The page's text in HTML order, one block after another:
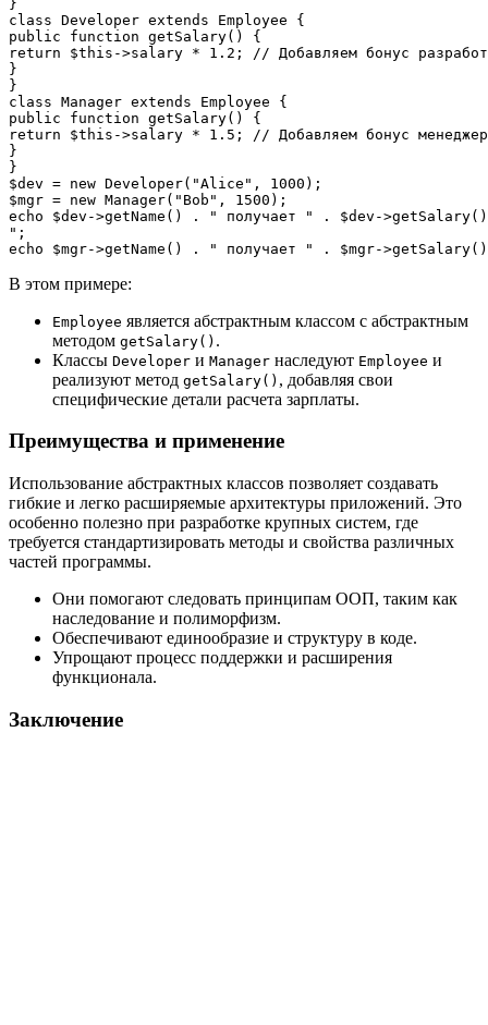
}
class Developer extends Employee {
public function getSalary() {
return $this->salary * 1.2; // Добавляем бонус
}
}
class Manager extends Employee {
public function getSalary() {
return $this->salary * 1.5; // Добавляем бонус
}
}
$dev = new Developer("Alice", 1000);
$mgr = new Manager("Bob", 1500);
echo $dev->getName() . " получает " . $dev-
";
В этом примере:
Employee является абстрактным классом с абстрактным
методом getSalary() .
Классы Developer и Manager наследуют Employee и
реализуют метод getSalary() , добавляя свои
специфические детали расчета зарплаты.
Преимущества и применение
Использование абстрактных классов позволяет создавать
гибкие и легко расширяемые архитектуры приложений. Это
особенно полезно при разработке крупных систем, где
требуется стандартизировать методы и свойства различных
частей программы.
Они помогают следовать принципам ООП, таким как
наследование и полиморфизм.
Обеспечивают единообразие и структуру в коде.
Упрощают процесс поддержки и расширения
функционала.
Заключение